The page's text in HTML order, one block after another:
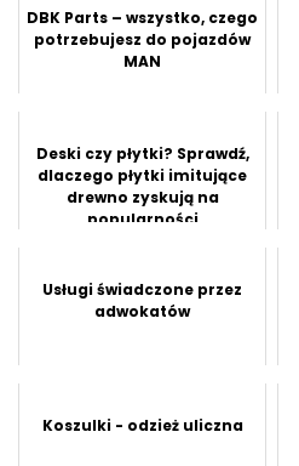
DBK Parts – wszystko, czego
potrzebujesz do pojazdów
MAN
Deski czy płytki? Sprawdź,
dlaczego płytki imitujące
drewno zyskują na
popularności
Usługi świadczone przez
adwokatów
Koszulki - odzież uliczna